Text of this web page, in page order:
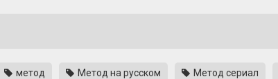
метод Метод на русском Метод сериал